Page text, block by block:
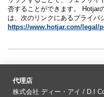
否することができます。 Hotjar
は、次のリンクにあるプライバ
https://www.hotjar.com/legal/
代理店
株式会社 ディー・アイ / D.I